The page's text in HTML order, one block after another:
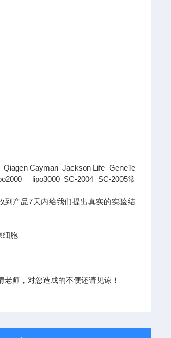
Cayman Jackson Life GeneTe
lipo3000 SC-2004 SC-2005常
产品7天内给我们提出真实的实验结
细胞
师，对您造成的不便还请见谅！